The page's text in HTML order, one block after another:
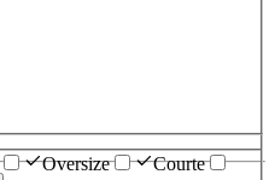
Oversize
Courte